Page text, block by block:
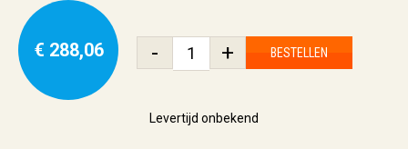
€ 288,06 - + BESTELLEN
Levertijd onbekend